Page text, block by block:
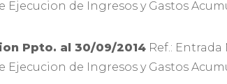
Ejecucion de Ingresos y Gastos
Ppto. al 30/09/2014 Ref.: Entrada
Ejecucion de Ingresos y Gastos